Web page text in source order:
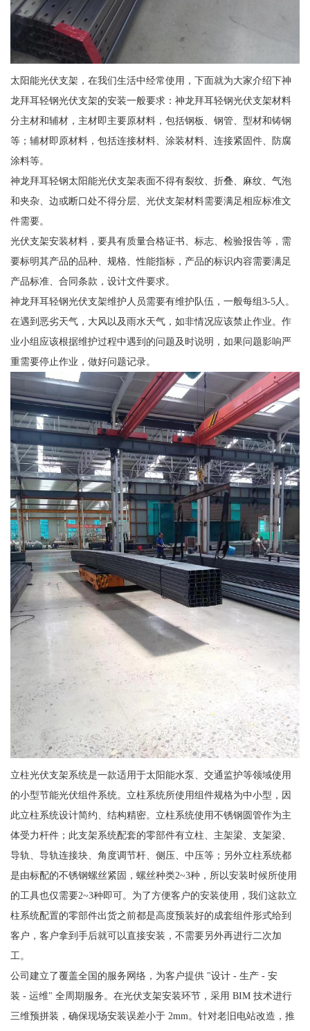
太阳能光伏支架，在我们生活中经常使用，下面就为大家介绍下神
龙拜耳轻钢光伏支架的安装一般要求：神龙拜耳轻钢光伏支架材料
分主材和辅材，主材即主要原材料，包括钢板、钢管、型材和铸钢
等；辅材即原材料，包括连接材料、涂装材料、连接紧固件、防腐
涂料等。
神龙拜耳轻钢太阳能光伏支架表面不得有裂纹、折叠、麻纹、气泡
和夹杂、边或断口处不得分层、光伏支架材料需要满足相应标准文
件需要。
光伏支架安装材料，要具有质量合格证书、标志、检验报告等，需
要标明其产品的品种、规格、性能指标，产品的标识内容需要满足
产品标准、合同条款，设计文件要求。
神龙拜耳轻钢光伏支架维护人员需要有维护队伍，一般每组3-5人。
在遇到恶劣天气，大风以及雨水天气，如非情况应该禁止作业。作
业小组应该根据维护过程中遇到的问题及时说明，如果问题影响严
重需要停止作业，做好问题记录。
立柱光伏支架系统是一款适用于太阳能水泵、交通监护等领域使用
的小型节能光伏组件系统。立柱系统所使用组件规格为中小型，因
此立柱系统设计简约、结构精密。立柱系统使用不锈钢圆管作为主
体受力杆件；此支架系统配套的零部件有立柱、主架梁、支架梁、
导轨、导轨连接块、角度调节杆、侧压、中压等；另外立柱系统都
是由标配的不锈钢螺丝紧固，螺丝种类2~3种，所以安装时候所使用
的工具也仅需要2~3种即可。为了方便客户的安装使用，我们这款立
柱系统配置的零部件出货之前都是高度预装好的成套组件形式给到
客户，客户拿到手后就可以直接安装，不需要另外再进行二次加
工。
公司建立了覆盖全国的服务网络，为客户提供 "设计 - 生产 - 安
装 - 运维" 全周期服务。在光伏支架安装环节，采用 BIM 技术进行
三维预拼装，确保现场安装误差小于 2mm。针对老旧电站改造，推